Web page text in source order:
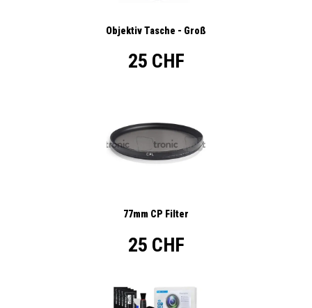
Objektiv Tasche - Groß
25 CHF
77mm CP Filter
25 CHF